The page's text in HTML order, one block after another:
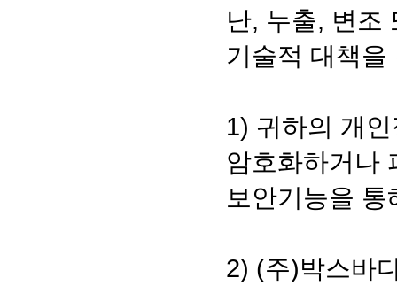
난, 누출, 변조
기술적 대책
1) 귀하의 개
암호화하거나
보안기능을
2) (주)박스바